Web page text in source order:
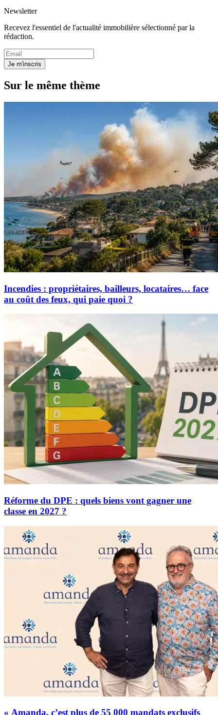
Newsletter
Recevez l'essentiel de l'actualité immobilière sélectionné par la
rédaction.
Je m'inscris
Sur le même thème
Incendies : propriétaires, bailleurs, locataires… face
au coût des feux, qui paie quoi ?
Réforme du DPE : quels biens vont gagner une
classe en 2027 ?
« Amanda, c’est plus de 55 000 mandats exclusifs